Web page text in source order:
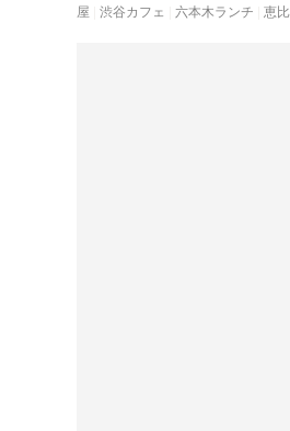
屋 渋谷カフェ 六本木ランチ 恵